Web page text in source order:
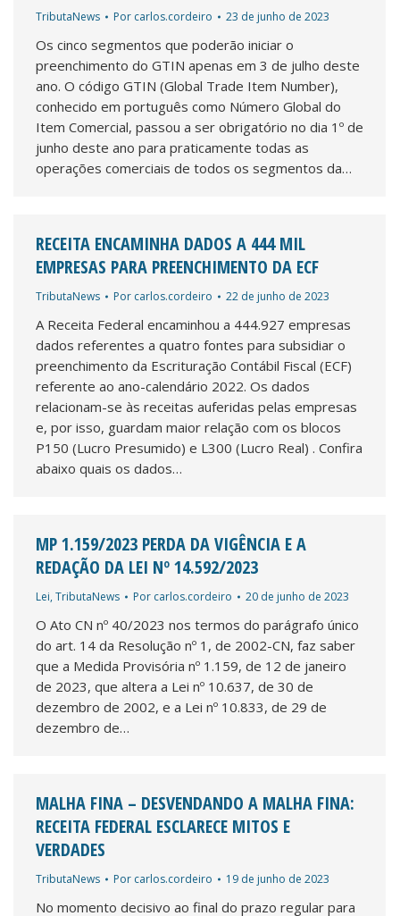
TributaNews Por carlos.cordeiro 23 de junho de 2023
Os cinco segmentos que poderão iniciar o
preenchimento do GTIN apenas em 3 de julho deste
ano. O código GTIN (Global Trade Item Number),
conhecido em português como Número Global do
Item Comercial, passou a ser obrigatório no dia 1º de
junho deste ano para praticamente todas as
operações comerciais de todos os segmentos da…
RECEITA ENCAMINHA DADOS A 444 MIL
EMPRESAS PARA PREENCHIMENTO DA ECF
TributaNews Por carlos.cordeiro 22 de junho de 2023
A Receita Federal encaminhou a 444.927 empresas
dados referentes a quatro fontes para subsidiar o
preenchimento da Escrituração Contábil Fiscal (ECF)
referente ao ano-calendário 2022. Os dados
relacionam-se às receitas auferidas pelas empresas
e, por isso, guardam maior relação com os blocos
P150 (Lucro Presumido) e L300 (Lucro Real) . Confira
abaixo quais os dados…
MP 1.159/2023 PERDA DA VIGÊNCIA E A
REDAÇÃO DA LEI Nº 14.592/2023
Lei,TributaNews Por carlos.cordeiro 20 de junho de 2023
O Ato CN nº 40/2023 nos termos do parágrafo único
do art. 14 da Resolução nº 1, de 2002-CN, faz saber
que a Medida Provisória nº 1.159, de 12 de janeiro
de 2023, que altera a Lei nº 10.637, de 30 de
dezembro de 2002, e a Lei nº 10.833, de 29 de
dezembro de…
MALHA FINA – DESVENDANDO A MALHA FINA:
RECEITA FEDERAL ESCLARECE MITOS E
VERDADES
TributaNews Por carlos.cordeiro 19 de junho de 2023
No momento decisivo ao final do prazo regular para